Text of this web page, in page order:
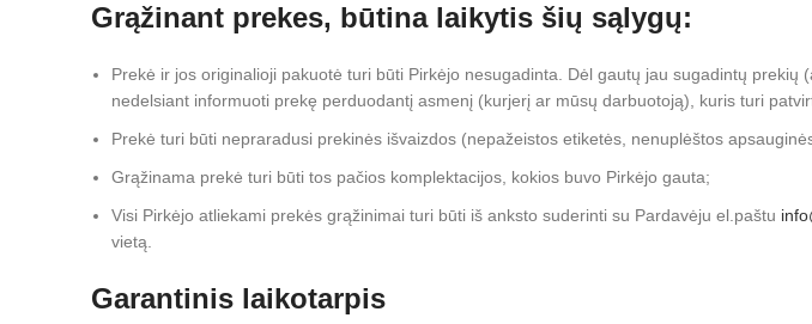
Grąžinant prekes, būtina laikytis šių sąlygų:
Prekė ir jos originalioji pakuotė turi būti Pirkėjo nesugadinta. Dėl gautų jau sugadintų
nedelsiant informuoti prekę perduodantį asmenį (kurjerį ar mūsų darbuotoją), kuris turi
Prekė turi būti nepraradusi prekinės išvaizdos (nepažeistos etiketės, nenuplėštos
Grąžinama prekė turi būti tos pačios komplektacijos, kokios buvo Pirkėjo gauta;
Visi Pirkėjo atliekami prekės grąžinimai turi būti iš anksto suderinti su Pardavėju el.paštu
vietą.
Garantinis laikotarpis